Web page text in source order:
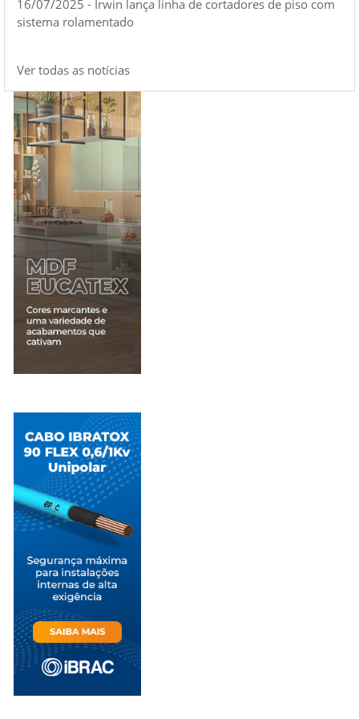
16/07/2025 - Irwin lança linha de cortadores de piso com
sistema rolamentado
Ver todas as notícias